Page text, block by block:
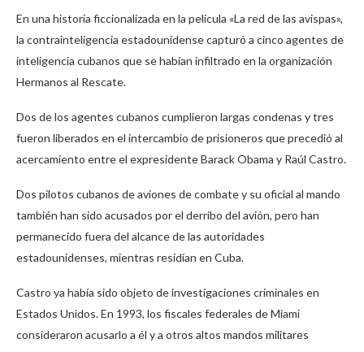
En una historia ficcionalizada en la película «La red de las avispas»,
la contrainteligencia estadounidense capturó a cinco agentes de
inteligencia cubanos que se habían infiltrado en la organización
Hermanos al Rescate.
Dos de los agentes cubanos cumplieron largas condenas y tres
fueron liberados en el intercambio de prisioneros que precedió al
acercamiento entre el expresidente Barack Obama y Raúl Castro.
Dos pilotos cubanos de aviones de combate y su oficial al mando
también han sido acusados ​​por el derribo del avión, pero han
permanecido fuera del alcance de las autoridades
estadounidenses, mientras residían en Cuba.
Castro ya había sido objeto de investigaciones criminales en
Estados Unidos. En 1993, los fiscales federales de Miami
consideraron acusarlo a él y a otros altos mandos militares